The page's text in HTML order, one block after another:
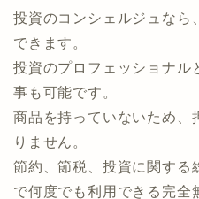
・自分に合った運用方法
投資のコンシェルジュなら
事も可能です。